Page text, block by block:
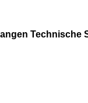
Technische